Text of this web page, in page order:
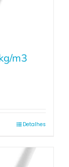
m3
Detalhes